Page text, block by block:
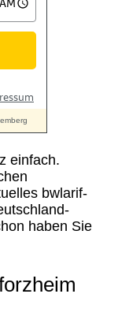
einfach.
bwlarif-
haben Sie